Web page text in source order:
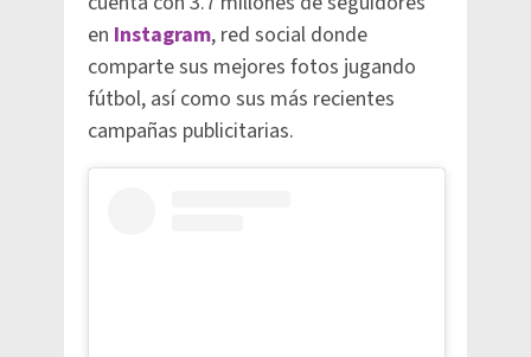
en Instagram, red social donde
comparte sus mejores fotos jugando
fútbol, así como sus más recientes
campañas publicitarias.